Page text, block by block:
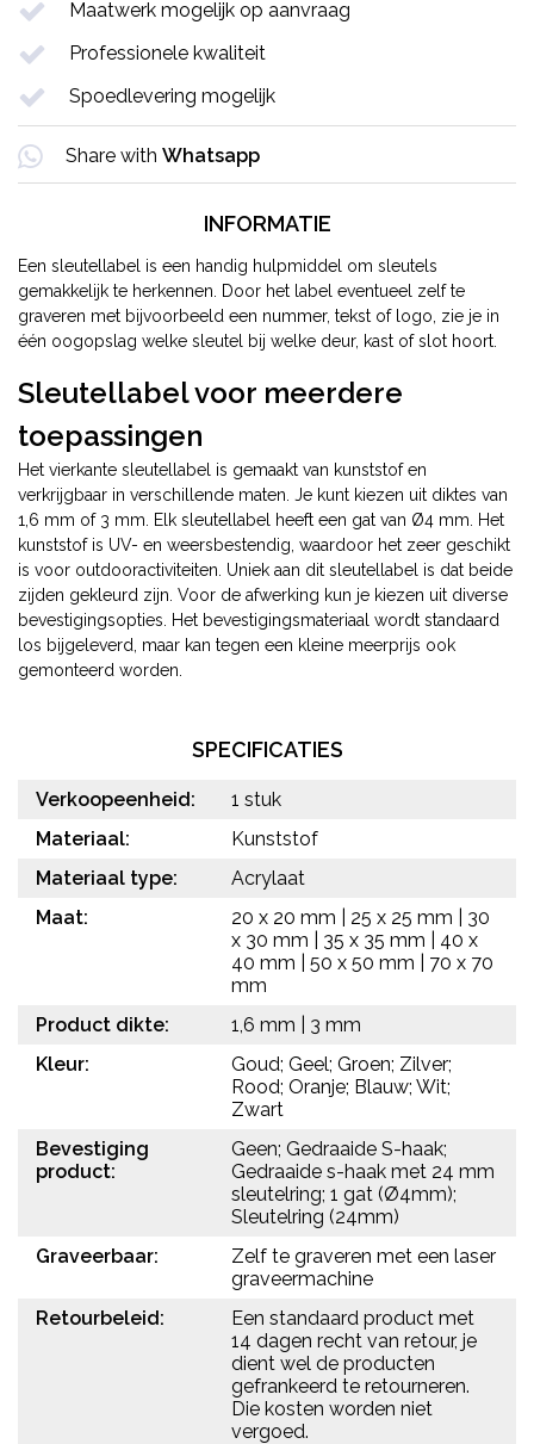
Maatwerk mogelijk op aanvraag
Professionele kwaliteit
Spoedlevering mogelijk
Share with Whatsapp
INFORMATIE
Een sleutellabel is een handig hulpmiddel om sleutels
gemakkelijk te herkennen. Door het label eventueel zelf te
graveren met bijvoorbeeld een nummer, tekst of logo, zie je in
één oogopslag welke sleutel bij welke deur, kast of slot hoort.
Sleutellabel voor meerdere
toepassingen
Het vierkante sleutellabel is gemaakt van kunststof en
verkrijgbaar in verschillende maten. Je kunt kiezen uit diktes van
1,6 mm of 3 mm. Elk sleutellabel heeft een gat van Ø4 mm. Het
kunststof is UV- en weersbestendig, waardoor het zeer geschikt
is voor outdooractiviteiten. Uniek aan dit sleutellabel is dat beide
zijden gekleurd zijn. Voor de afwerking kun je kiezen uit diverse
bevestigingsopties. Het bevestigingsmateriaal wordt standaard
los bijgeleverd, maar kan tegen een kleine meerprijs ook
gemonteerd worden.
SPECIFICATIES
Verkoopeenheid:
1 stuk
Materiaal:
Kunststof
Materiaal type:
Acrylaat
Maat:
20 x 20 mm | 25 x 25 mm | 30
x 30 mm | 35 x 35 mm | 40 x
40 mm | 50 x 50 mm | 70 x 70
mm
Product dikte:
1,6 mm | 3 mm
Kleur:
Goud; Geel; Groen; Zilver;
Rood; Oranje; Blauw; Wit;
Zwart
Bevestiging
product:
Geen; Gedraaide S-haak;
Gedraaide s-haak met 24 mm
sleutelring; 1 gat (Ø4mm);
Sleutelring (24mm)
Graveerbaar:
Zelf te graveren met een laser
graveermachine
Retourbeleid:
Een standaard product met
14 dagen recht van retour, je
dient wel de producten
gefrankeerd te retourneren.
Die kosten worden niet
vergoed.